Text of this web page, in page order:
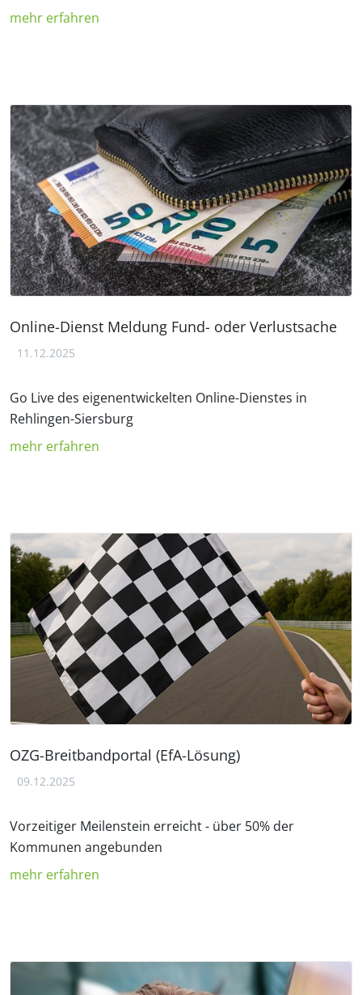
mehr erfahren
Online-Dienst Meldung Fund- oder Verlustsache
11.12.2025
Go Live des eigenentwickelten Online-Dienstes in
Rehlingen-Siersburg
mehr erfahren
OZG-Breitbandportal (EfA-Lösung)
09.12.2025
Vorzeitiger Meilenstein erreicht - über 50% der
Kommunen angebunden
mehr erfahren